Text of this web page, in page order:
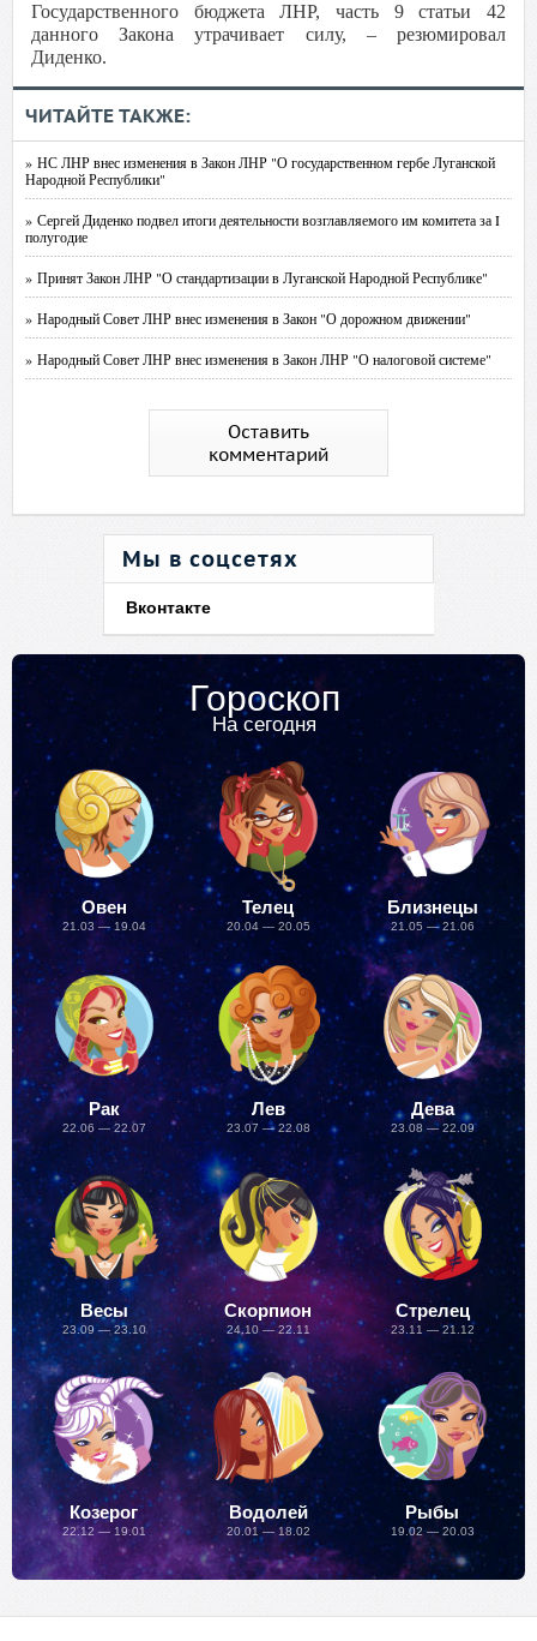
Государственного бюджета ЛНР, часть 9 статьи 42
данного Закона утрачивает силу, – резюмировал
Диденко.
ЧИТАЙТЕ ТАКЖЕ:
» НС ЛНР внес изменения в Закон ЛНР "О государственном гербе Луганской
Народной Республики"
» Сергей Диденко подвел итоги деятельности возглавляемого им комитета за I
полугодие
» Принят Закон ЛНР "О стандартизации в Луганской Народной Республике"
» Народный Совет ЛНР внес изменения в Закон "О дорожном движении"
» Народный Совет ЛНР внес изменения в Закон ЛНР "О налоговой системе"
Оставить
комментарий
Мы в соцсетях
Вконтакте
Гороскоп
На сегодня
Овен
21.03 — 19.04
Телец
20.04 — 20.05
Близнецы
21.05 — 21.06
Рак
22.06 — 22.07
Лев
23.07 — 22.08
Дева
23.08 — 22.09
Весы
23.09 — 23.10
Скорпион
24.10 — 22.11
Стрелец
23.11 — 21.12
Козерог
22.12 — 19.01
Водолей
20.01 — 18.02
Рыбы
19.02 — 20.03